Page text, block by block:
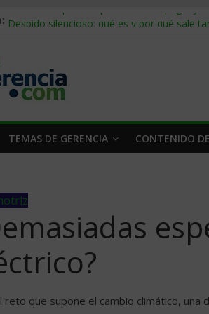
Stablecoins para empresas: cómo pagar y
Trabajo forzoso en la cadena de suministro:
Mercado hispano de EE. UU.: cómo
TEMAS DE GERENCIA CONTENIDO
reto que supone el cambio climático, una